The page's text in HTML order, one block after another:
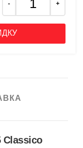
Classico